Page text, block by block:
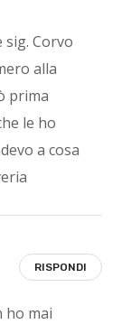
sig. Corvo
alla
prima
le ho
a cosa
ho mai
RISPONDI